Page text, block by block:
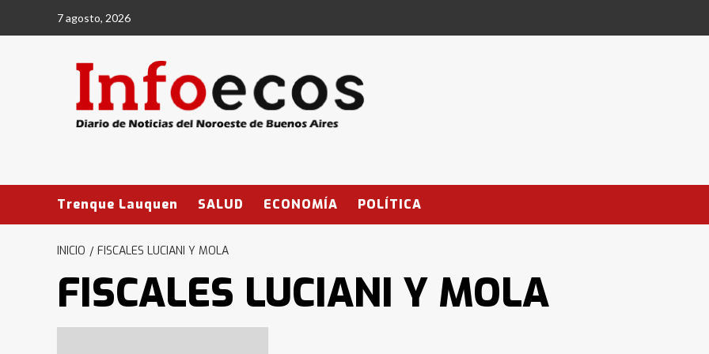
7 agosto, 2026
Trenque Lauquen SALUD ECONOMÍA POLÍTICA
INICIO FISCALES LUCIANI Y MOLA
FISCALES LUCIANI Y MOLA